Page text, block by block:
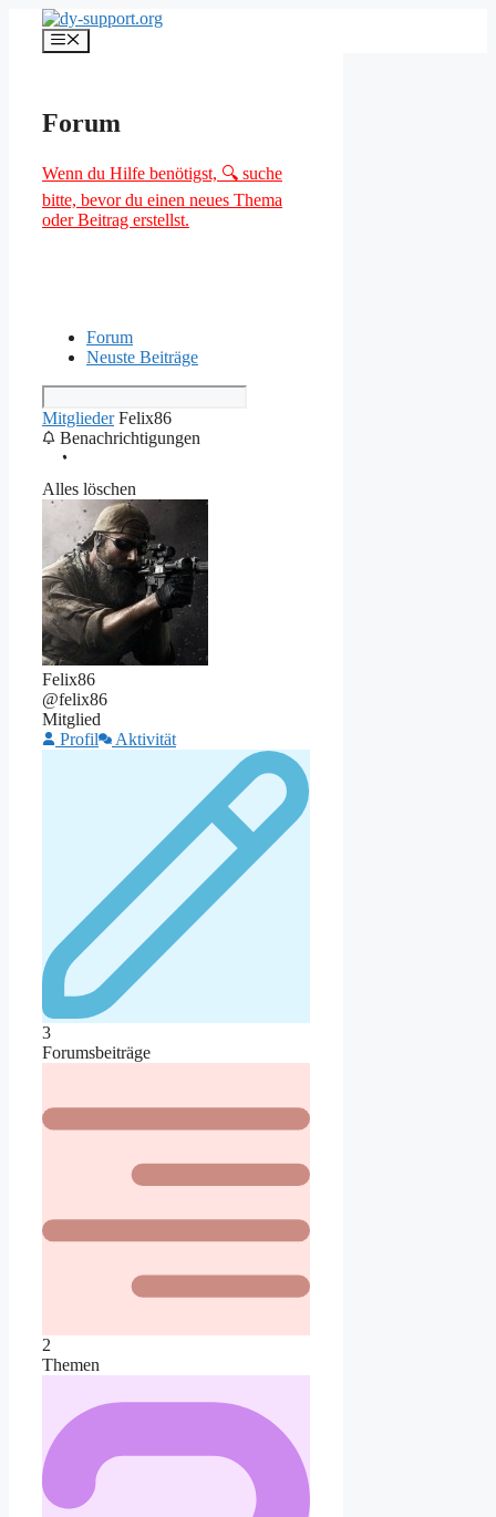
Inhalt
springen
Menü
Forum
Wenn du Hilfe benötigst, 🔍 suche
bitte, bevor du einen neues Thema
oder Beitrag erstellst.
Forum
Neuste Beiträge
Mitglieder Felix86
Benachrichtigungen
Alles löschen
Felix86
@felix86
Mitglied
Profil
Aktivität
3
Forumsbeiträge
2
Themen